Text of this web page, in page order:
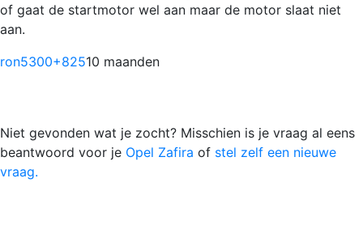
of gaat de startmotor wel aan maar de motor slaat niet
aan.
ron5300+82510 maanden
Niet gevonden wat je zocht? Misschien is je vraag al eens
beantwoord voor je Opel Zafira of stel zelf een nieuwe
vraag.